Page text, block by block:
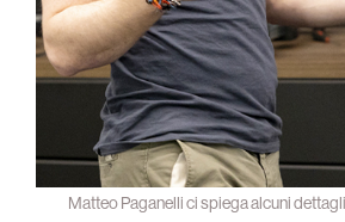
Matteo Paganelli ci spiega alcuni